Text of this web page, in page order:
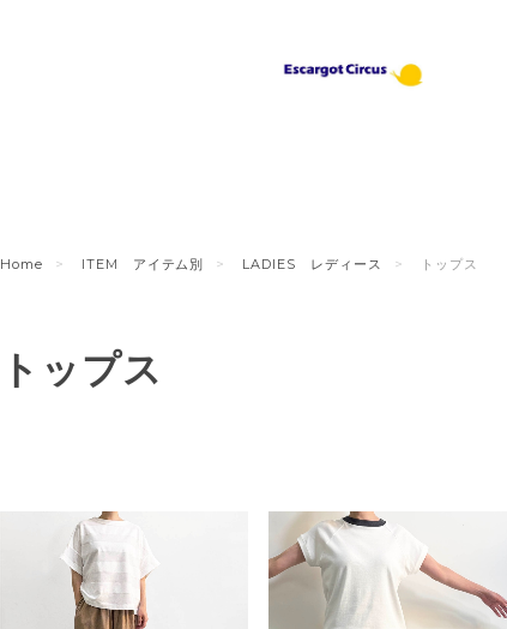
Home ITEM アイテム別 LADIES レディース トップス
トップス